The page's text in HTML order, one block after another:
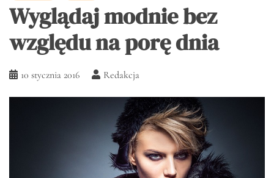
Wyglądaj modnie bez
względu na porę dnia
10 stycznia 2016 Redakcja